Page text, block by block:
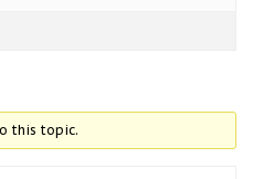
this topic.